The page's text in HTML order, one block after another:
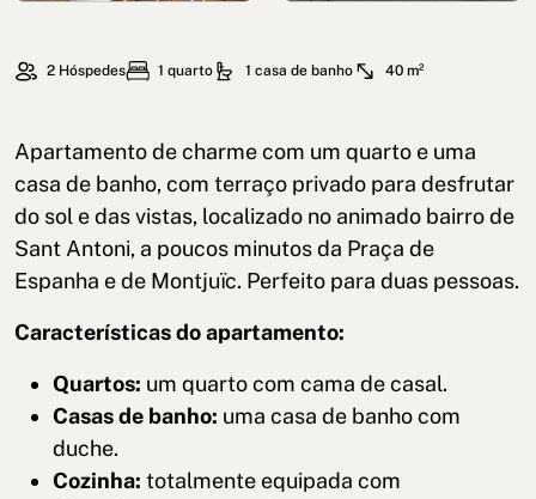
2 Hóspedes 1 quarto 1 casa de banho 40 m²
Apartamento de charme com um quarto e uma
casa de banho, com terraço privado para desfrutar
do sol e das vistas, localizado no animado bairro de
Sant Antoni, a poucos minutos da Praça de
Espanha e de Montjuïc. Perfeito para duas pessoas.
Características do apartamento:
Quartos: um quarto com cama de casal.
Casas de banho: uma casa de banho com
duche.
Cozinha: totalmente equipada com